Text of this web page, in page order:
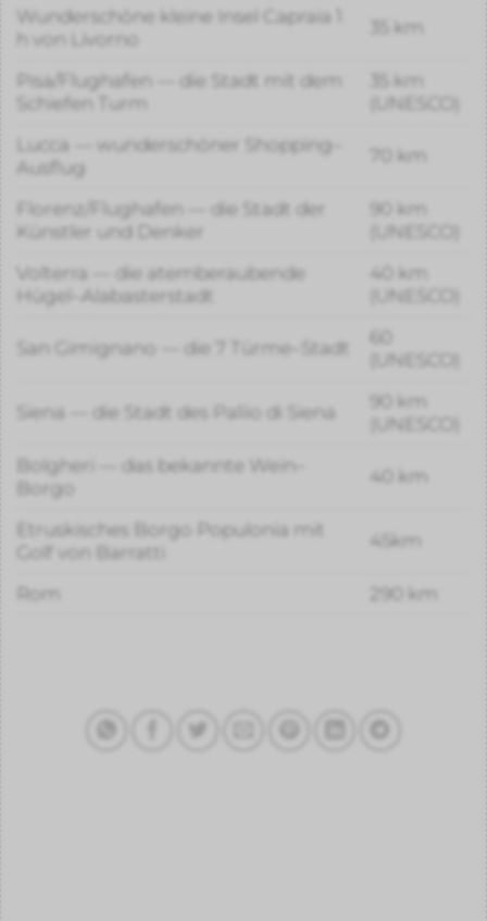
Wunderschöne kleine Insel Capraia 1
h von Livorno
35 km
Pisa/Flughafen — die Stadt mit dem
Schiefen Turm
35 km
(UNESCO)
Lucca — wunderschöner Shopping–
Ausflug
70 km
Florenz/Flughafen — die Stadt der
Künstler und Denker
90 km
(UNESCO)
Volterra — die atemberaubende
Hügel–Alabasterstadt
40 km
(UNESCO)
San Gimignano — die 7 Türme–Stadt
(UNESCO)
Siena — die Stadt des Paliio di Siena
90 km
(UNESCO)
Bolgheri — das bekannte Wein–
Borgo
40 km
Etruskisches Borgo Populonia mit
Golf von Barratti
45km
Rom 290 km